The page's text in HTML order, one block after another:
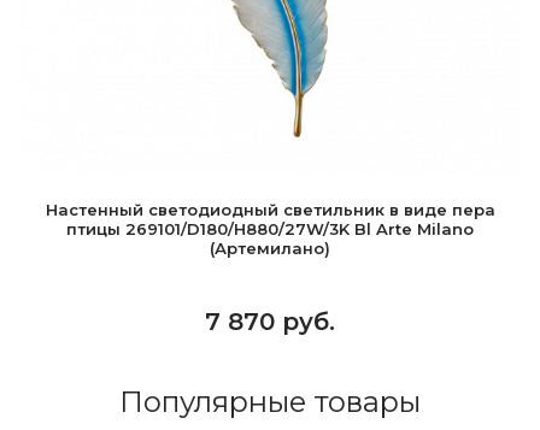
Настенный светодиодный светильник в виде пера
птицы 269101/D180/H880/27W/3K Bl Arte Milano
(Артемилано)
7 870 руб.
Популярные товары